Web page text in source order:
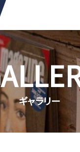
ギャラリー